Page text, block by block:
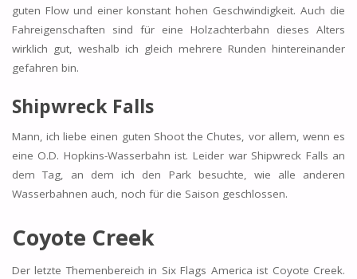
guten Flow und einer konstant hohen Geschwindigkeit. Auch die
Fahreigenschaften sind für eine Holzachterbahn dieses Alters
wirklich gut, weshalb ich gleich mehrere Runden hintereinander
gefahren bin.
Shipwreck Falls
Mann, ich liebe einen guten Shoot the Chutes, vor allem, wenn es
eine O.D. Hopkins-Wasserbahn ist. Leider war Shipwreck Falls an
dem Tag, an dem ich den Park besuchte, wie alle anderen
Wasserbahnen auch, noch für die Saison geschlossen.
Coyote Creek
Der letzte Themenbereich in Six Flags America ist Coyote Creek.